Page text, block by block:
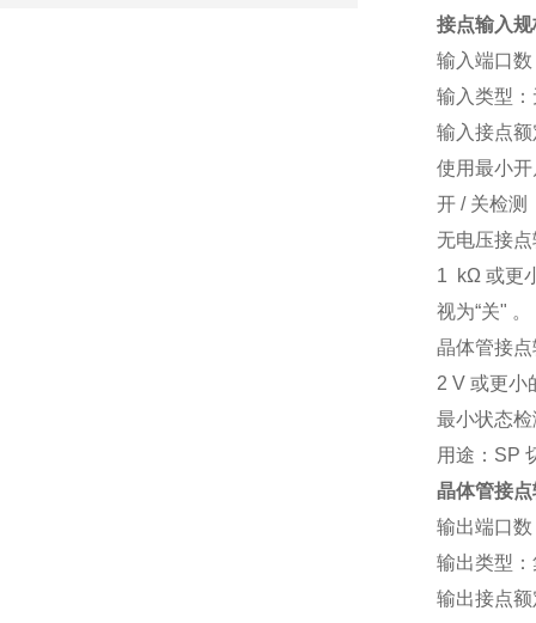
接点输入规
输入端口
输入类型
输入接点
使用最小
开 / 关检测
无电压接
1 kΩ 或更
视为“关" 。
晶体管接
2 V 或更小
最小状态
用途：SP
晶体管接
输出端口
输出类型
输出接点